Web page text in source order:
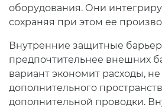
оборудования. Они
сохраняя при этом ее
Внутренние защитные
предпочтительнее внешних
вариант экономит расходы, не
дополнительного
дополнительной проводки.